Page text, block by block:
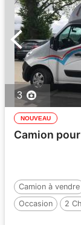
3
NOUVEAU
Camion
Camion à vendre
Occasion
2